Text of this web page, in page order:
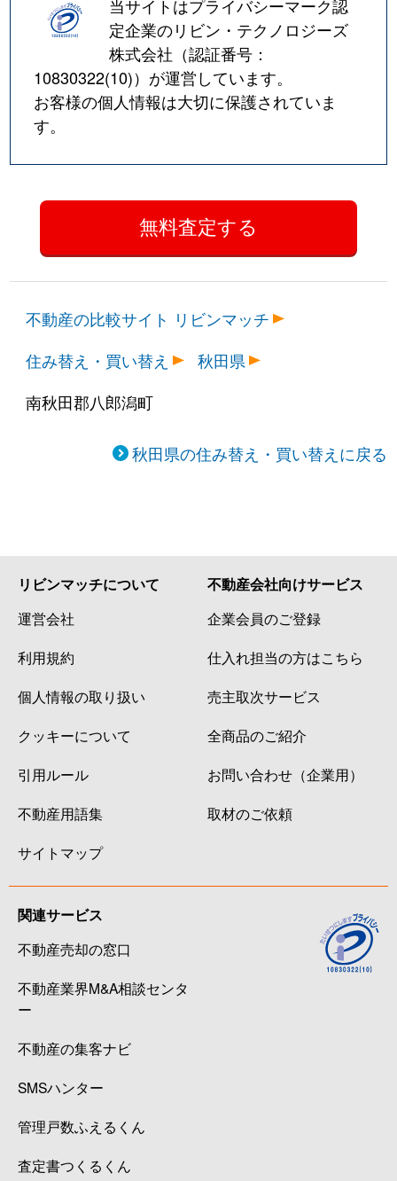
当サイトはプライバシーマーク認
定企業のリビン・テクノロジーズ
株式会社（認証番号：
10830322(10)）が運営しています。
お客様の個人情報は大切に保護されていま
す。
不動産の比較サイト リビンマッチ
住み替え・買い替え
秋田県
南秋田郡八郎潟町
秋田県の住み替え・買い替えに戻る
リビンマッチについて
運営会社
利用規約
個人情報の取り扱い
クッキーについて
引用ルール
不動産用語集
サイトマップ
不動産会社向けサービス
企業会員のご登録
仕入れ担当の方はこちら
売主取次サービス
全商品のご紹介
お問い合わせ（企業用）
取材のご依頼
関連サービス
不動産売却の窓口
不動産業界M&A相談センタ
ー
不動産の集客ナビ
SMSハンター
管理戸数ふえるくん
査定書つくるくん